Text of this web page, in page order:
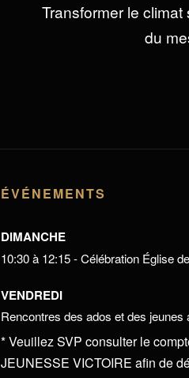
Transformer le
du
ÉVÉNEMENTS
DIMANCHE
10:30 à 12:15 - Célébration Église
VENDREDI
Rencontres des ados et des jeunes
* Veuillez SVP consulter le
JEUNESSE VICTOIRE afin de